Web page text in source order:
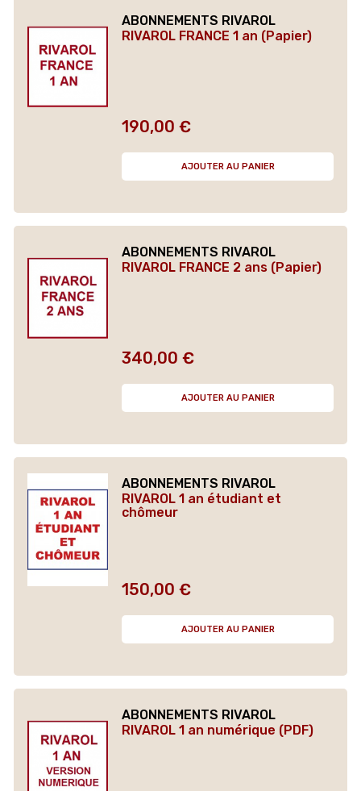
ABONNEMENTS RIVAROL
RIVAROL FRANCE 1 an (Papier)
Prix
190,00 €
AJOUTER AU PANIER
ABONNEMENTS RIVAROL
RIVAROL FRANCE 2 ans (Papier)
Prix
340,00 €
AJOUTER AU PANIER
ABONNEMENTS RIVAROL
RIVAROL 1 an étudiant et
chômeur
Prix
150,00 €
AJOUTER AU PANIER
ABONNEMENTS RIVAROL
RIVAROL 1 an numérique (PDF)